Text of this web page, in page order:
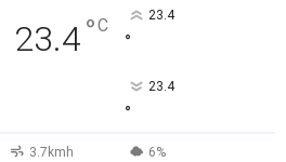
23.4°C 23.4
°
23.4
°
3.7kmh 6%